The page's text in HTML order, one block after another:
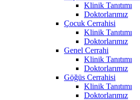
Klinik Tanıtımı
Doktorlarımız
Çocuk Cerrahisi
Klinik Tanıtımı
Doktorlarımız
Genel Cerrahi
Klinik Tanıtımı
Doktorlarımız
Göğüs Cerrahisi
Klinik Tanıtımı
Doktorlarımız